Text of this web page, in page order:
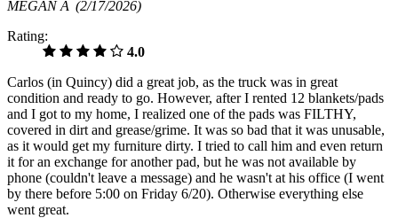
MEGAN A (2/17/2026)
Rating:
4.0
Carlos (in Quincy) did a great job, as the truck was in great
condition and ready to go. However, after I rented 12 blankets/pads
and I got to my home, I realized one of the pads was FILTHY,
covered in dirt and grease/grime. It was so bad that it was unusable,
as it would get my furniture dirty. I tried to call him and even return
it for an exchange for another pad, but he was not available by
phone (couldn't leave a message) and he wasn't at his office (I went
by there before 5:00 on Friday 6/20). Otherwise everything else
went great.